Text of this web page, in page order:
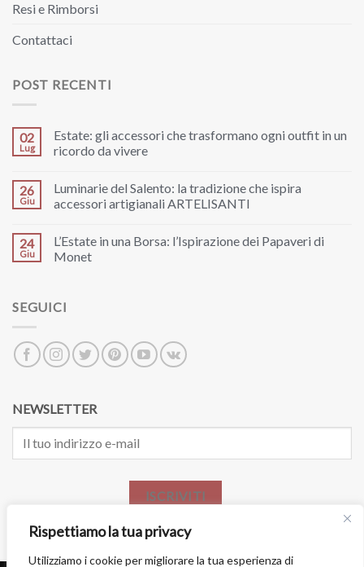
Rispettiamo la tua privacy
Utilizziamo i cookie per migliorare la tua esperienza di
Resi e Rimborsi
Contattaci
POST RECENTI
02
Lug
Estate: gli accessori che trasformano ogni outfit in un
ricordo da vivere
26
Giu
Luminarie del Salento: la tradizione che ispira
accessori artigianali ARTELISANTI
24
Giu
L’Estate in una Borsa: l’Ispirazione dei Papaveri di
Monet
SEGUICI
NEWSLETTER
ISCRIVITI